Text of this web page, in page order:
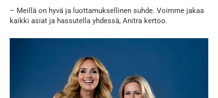
– Meillä on hyvä ja luottamuksellinen suhde. Voimme jakaa
kaikki asiat ja hassutella yhdessä, Anitra kertoo.